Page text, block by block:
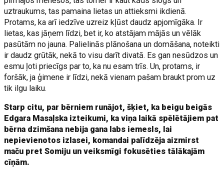
uztraukums, tas pamaina lietas un attieksmi ikdienā.
Protams, ka arī iedzīve uzreiz kļūst daudz apjomīgāka. Ir
lietas, kas jāņem līdzi, bet ir, ko atstājam mājās un vēlāk
pasūtām no jauna. Palielinās plānošana un domāšana, noteikti
ir daudz grūtāk, nekā to visu darīt divatā. Es gan nesūdzos un
esmu ļoti priecīgs par to, ka nu esam trīs. Un, protams, ir
foršāk, ja ģimene ir līdzi, nekā vienam pašam braukt prom uz
tik ilgu laiku.
Starp citu, par bērniem runājot, šķiet, ka beigu beigās
Edgara Masaļska izteikumi, ka viņa laikā spēlētājiem pat
bērna dzimšana nebija gana labs iemesls, lai
nepievienotos izlasei, komandai palīdzēja aizmirst
maču pret Somiju un veiksmīgi fokusēties tālākajām
cīņām.